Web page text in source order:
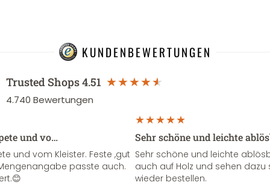
KUNDENBEWERTUNGEN
Trusted Shops4.51
4.740 Bewertungen
und vo…
und vom Kleister. Feste ,gut
passte auch.
Sehr schöne und leichte
Sehr schöne und leichte
auch auf Holz und sehen
wieder bestellen.